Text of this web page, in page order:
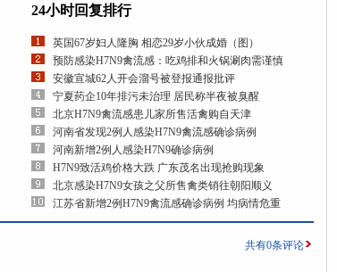
24小时回复排行
英国67岁妇人隆胸 相恋29岁小伙成婚（图）
预防感染H7N9禽流感：吃鸡排和火锅涮肉需谨慎
安徽宣城62人开会溜号被登报通报批评
宁夏药企10年排污未治理 居民称半夜被臭醒
北京H7N9禽流感患儿家所售活禽购自天津
河南省发现2例人感染H7N9禽流感确诊病例
河南新增2例人感染H7N9确诊病例
H7N9致活鸡价格大跌 广东茂名出现抢购现象
北京感染H7N9女孩之父所售禽类销往朝阳顺义
江苏省新增2例H7N9禽流感确诊病例 均病情危重
共有0条评论